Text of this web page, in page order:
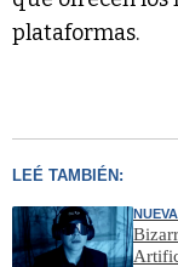
plataformas.
LEÉ TAMBIÉN: